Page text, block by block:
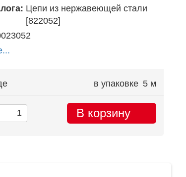
Цепи из нержавеющей стали
[822052]
в упаковке 5 м
В корзину